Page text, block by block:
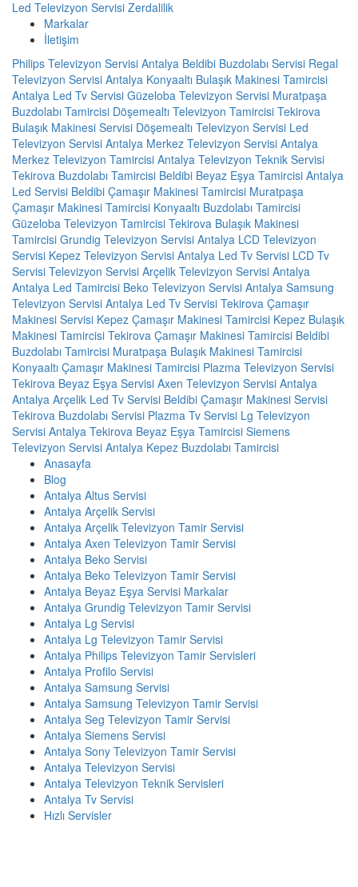
Led Televizyon Servisi Zerdalilik
Markalar
İletişim
Philips Televizyon Servisi Antalya Beldibi Buzdolabı Servisi Regal
Televizyon Servisi Antalya Konyaaltı Bulaşık Makinesi Tamircisi
Antalya Led Tv Servisi Güzeloba Televizyon Servisi Muratpaşa
Buzdolabı Tamircisi Döşemealtı Televizyon Tamircisi Tekirova
Bulaşık Makinesi Servisi Döşemealtı Televizyon Servisi Led
Televizyon Servisi Antalya Merkez Televizyon Servisi Antalya
Merkez Televizyon Tamircisi Antalya Televizyon Teknik Servisi
Tekirova Buzdolabı Tamircisi Beldibi Beyaz Eşya Tamircisi Antalya
Led Servisi Beldibi Çamaşır Makinesi Tamircisi Muratpaşa
Çamaşır Makinesi Tamircisi Konyaaltı Buzdolabı Tamircisi
Güzeloba Televizyon Tamircisi Tekirova Bulaşık Makinesi
Tamircisi Grundig Televizyon Servisi Antalya LCD Televizyon
Servisi Kepez Televizyon Servisi Antalya Led Tv Servisi LCD Tv
Servisi Televizyon Servisi Arçelik Televizyon Servisi Antalya
Antalya Led Tamircisi Beko Televizyon Servisi Antalya Samsung
Televizyon Servisi Antalya Led Tv Servisi Tekirova Çamaşır
Makinesi Servisi Kepez Çamaşır Makinesi Tamircisi Kepez Bulaşık
Makinesi Tamircisi Tekirova Çamaşır Makinesi Tamircisi Beldibi
Buzdolabı Tamircisi Muratpaşa Bulaşık Makinesi Tamircisi
Konyaaltı Çamaşır Makinesi Tamircisi Plazma Televizyon Servisi
Tekirova Beyaz Eşya Servisi Axen Televizyon Servisi Antalya
Antalya Arçelik Led Tv Servisi Beldibi Çamaşır Makinesi Servisi
Tekirova Buzdolabı Servisi Plazma Tv Servisi Lg Televizyon
Servisi Antalya Tekirova Beyaz Eşya Tamircisi Siemens
Televizyon Servisi Antalya Kepez Buzdolabı Tamircisi
Anasayfa
Blog
Antalya Altus Servisi
Antalya Arçelik Servisi
Antalya Arçelik Televizyon Tamir Servisi
Antalya Axen Televizyon Tamir Servisi
Antalya Beko Servisi
Antalya Beko Televizyon Tamir Servisi
Antalya Beyaz Eşya Servisi Markalar
Antalya Grundig Televizyon Tamir Servisi
Antalya Lg Servisi
Antalya Lg Televizyon Tamir Servisi
Antalya Philips Televizyon Tamir Servisleri
Antalya Profilo Servisi
Antalya Samsung Servisi
Antalya Samsung Televizyon Tamir Servisi
Antalya Seg Televizyon Tamir Servisi
Antalya Siemens Servisi
Antalya Sony Televizyon Tamir Servisi
Antalya Televizyon Servisi
Antalya Televizyon Teknik Servisleri
Antalya Tv Servisi
Hızlı Servisler